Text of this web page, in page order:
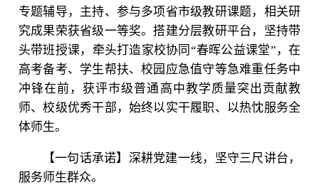
专题辅导，主持、参与多项省市级教研课题，相关研
究成果荣获省级一等奖。搭建分层教研平台，坚持带
头带班授课，牵头打造家校协同“春晖公益课堂”，在
高考备考、学生帮扶、校园应急值守等急难重任务中
冲锋在前，获评市级普通高中教学质量突出贡献教
师、校级优秀干部，始终以实干履职、以热忱服务全
体师生。
【一句话承诺】深耕党建一线，坚守三尺讲台，
服务师生群众。